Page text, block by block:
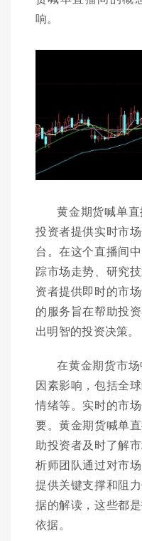
响。
黄金期货喊单
投资者提供实时市
台。在这个直播间
踪市场走势、研究
资者提供即时的市
的服务旨在帮助投
出明智的投资决策。
在黄金期货市
因素影响，包括全
情绪等。实时的市
要。黄金期货喊单
助投资者及时了解
析师团队通过对市
提供关键支撑和阻
据的解读，这些都
依据。